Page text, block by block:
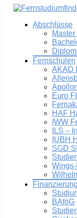
Abschlüsse
Fernschulen
AKAD
Euro
HAF
IWW
ILS –
IUBH
SGD
Finanzierung
BAföG